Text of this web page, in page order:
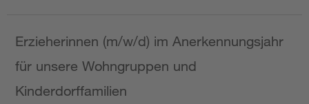
Erzieherinnen (m/w/d) im Anerkennungsjahr
für unsere Wohngruppen und
Kinderdorffamilien